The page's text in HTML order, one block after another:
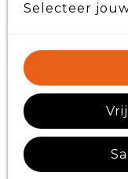
Selecteer